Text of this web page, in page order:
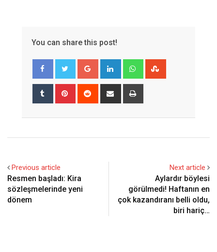
You can share this post!
Google+ LinkedIn Whatsapp
Tumblr Pinterest Reddit
Share
Previous article
Resmen başladı: Kira
sözleşmelerinde yeni
dönem
Next article
Aylardır böylesi
görülmedi! Haftanın en
çok kazandıranı belli oldu,
biri hariç…